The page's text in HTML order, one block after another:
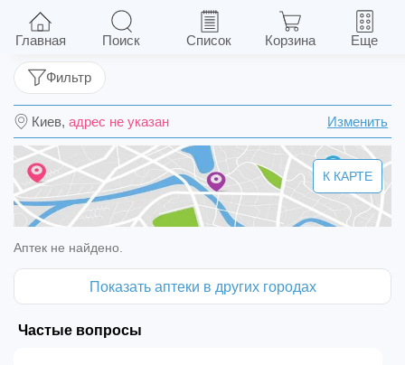
Либра раствор для инф. 42 мг/мл бут. 100 мл
Киев, адрес не указан Изменить
Фильтр
К КАРТЕ
Аптек не найдено.
Показать аптеки в других городах
Частые вопросы
Главная Поиск Список Корзина Еще